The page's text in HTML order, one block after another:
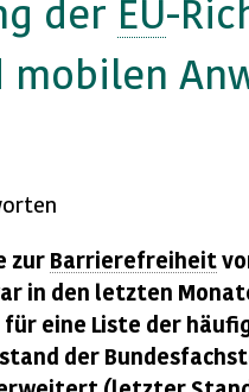
der EU-
mobilen
zur Barrierefreiheit
in den letzten
eine Liste der
der